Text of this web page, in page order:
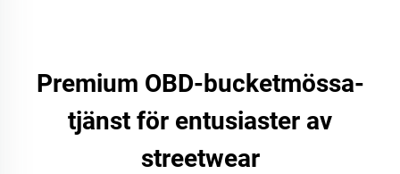
Premium OBD-bucketmössa-
tjänst för entusiaster av
streetwear